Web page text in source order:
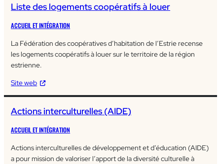
Liste des logements coopératifs à louer
ACCUEIL ET INTÉGRATION
La Fédération des coopératives d’habitation de l’Estrie recense
les logements coopératifs à louer sur le territoire de la région
estrienne.
Site web
Actions interculturelles (AIDE)
ACCUEIL ET INTÉGRATION
Actions interculturelles de développement et d’éducation (AIDE)
a pour mission de valoriser l’apport de la diversité culturelle à